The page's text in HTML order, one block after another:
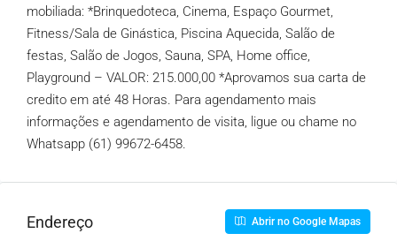
mobiliada: *Brinquedoteca, Cinema, Espaço Gourmet,
Fitness/Sala de Ginástica, Piscina Aquecida, Salão de
festas, Salão de Jogos, Sauna, SPA, Home office,
Playground – VALOR: 215.000,00 *Aprovamos sua carta de
credito em até 48 Horas. Para agendamento mais
informações e agendamento de visita, ligue ou chame no
Whatsapp (61) 99672-6458.
Endereço Abrir no Google Mapas